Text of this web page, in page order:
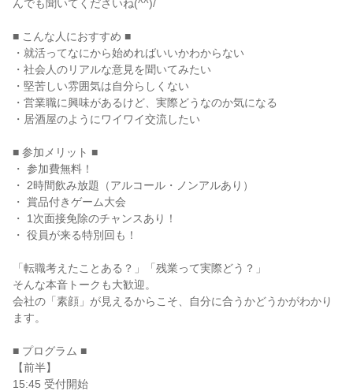
んでも聞いてくださいね(^^)/
■ こんな人におすすめ ■
・就活ってなにから始めればいいかわからない
・社会人のリアルな意見を聞いてみたい
・堅苦しい雰囲気は自分らしくない
・営業職に興味があるけど、実際どうなのか気になる
・居酒屋のようにワイワイ交流したい
■ 参加メリット ■
・ 参加費無料！
・ 2時間飲み放題（アルコール・ノンアルあり）
・ 賞品付きゲーム大会
・ 1次面接免除のチャンスあり！
・ 役員が来る特別回も！
「転職考えたことある？」「残業って実際どう？」
そんな本音トークも大歓迎。
会社の「素顔」が見えるからこそ、自分に合うかどうかがわかり
ます。
■ プログラム ■
【前半】
15:45 受付開始